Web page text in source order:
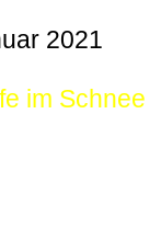
2021
im Schnee